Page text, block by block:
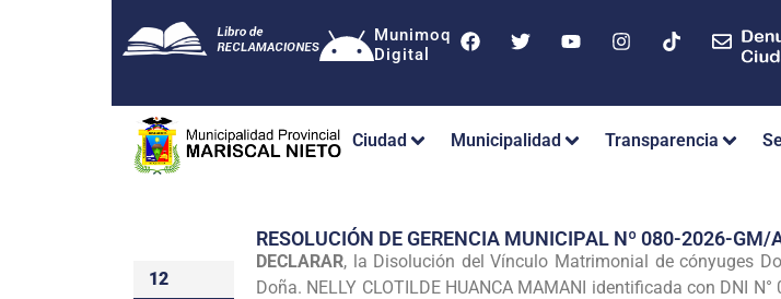
Munimoq
Digital
Ciudad Municipalidad Transparencia
12
RESOLUCIÓN DE GERENCIA MUNICIPAL Nº 080-2026-
DECLARAR, la Disolución del Vínculo Matrimonial de cónyuges
Doña. NELLY CLOTILDE HUANCA MAMANI identificada con DNI